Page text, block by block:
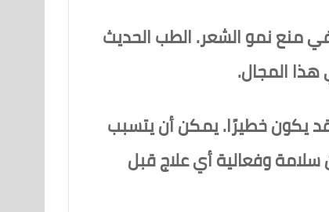
منع نمو الشعر. الطب الحديث
هذا المجال.
قد يكون خطيرًا. يمكن أن يتسبب
وفعالية أي علاج قبل